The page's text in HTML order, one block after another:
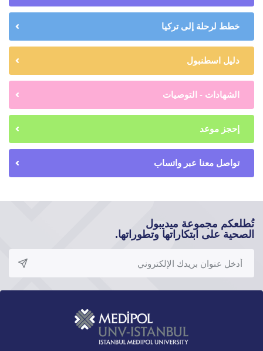
خطط لرحلة إلى تركيا
دليل اسطنبول
الشهادات - التوصيات
إحجز موعد
تواصل معنا عبر واتساب
تُطلعكم مجموعة ميديبول
الصحية على ابتكاراتها وتطوراتها.